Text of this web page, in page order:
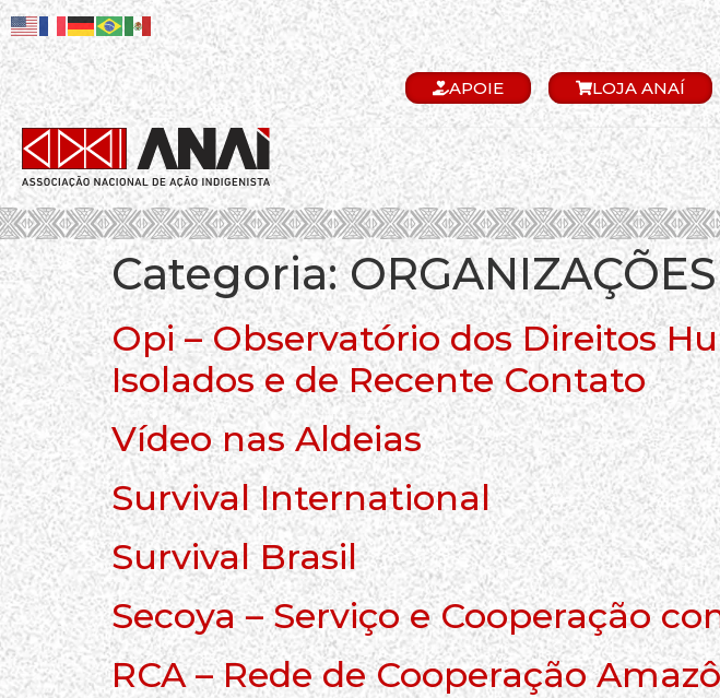
APOIE LOJA ANAÍ
.
Categoria:
Opi – Observatório dos Direitos
Isolados e de Recente Contato
Vídeo nas Aldeias
Survival International
Survival Brasil
Secoya – Serviço e Cooperação
RCA – Rede de Cooperação